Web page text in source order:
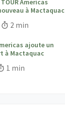
Americas
à Mactaquac
Temps de lecture:
2 min
ajoute un
à Mactaquac
Temps de lecture:
1 min